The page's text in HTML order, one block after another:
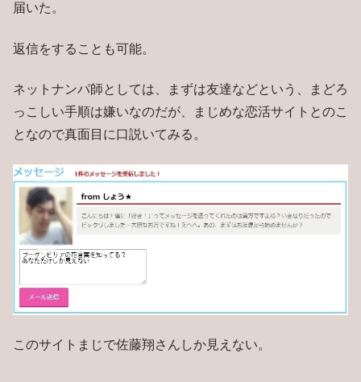
届いた。
返信をすることも可能。
ネットナンパ師としては、まずは友達などという、まどろ
っこしい手順は嫌いなのだが、まじめな恋活サイトとのこ
となので真面目に口説いてみる。
このサイトまじで佐藤翔さんしか見えない。